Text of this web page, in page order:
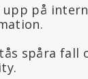
upp på
spåra